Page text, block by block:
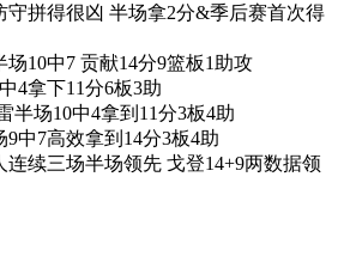
守拼得很凶 半场拿2分&季后赛首次得
10中7 贡献14分9篮板1助攻
4拿下11分6板3助
半场10中4拿到11分3板4助
中7高效拿到14分3板4助
连续三场半场领先 戈登14+9两数据领